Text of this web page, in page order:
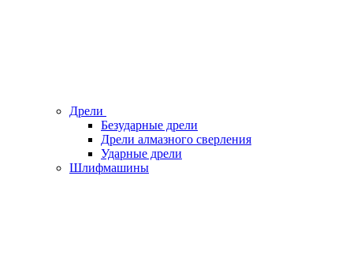
Дрели
Безударные дрели
Дрели алмазного сверления
Ударные дрели
Шлифмашины